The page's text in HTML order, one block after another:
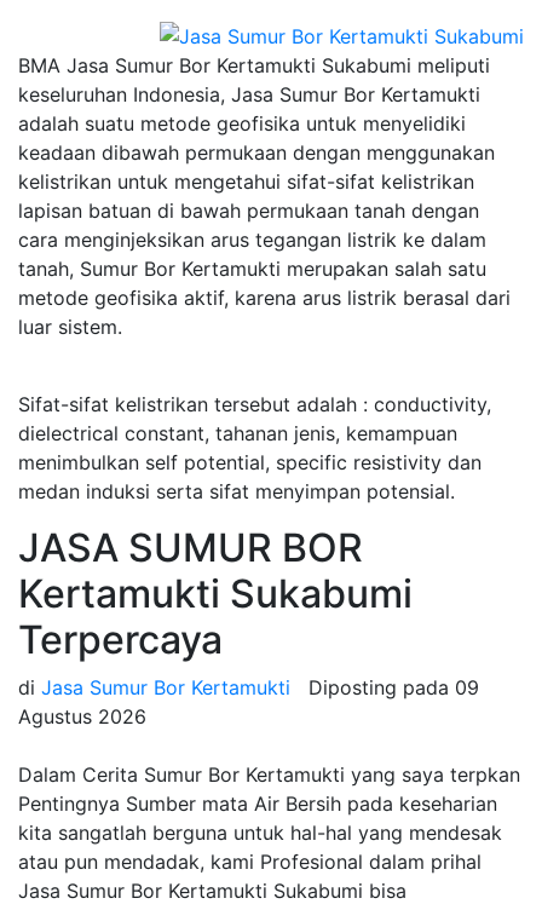
BMA Jasa Sumur Bor Kertamukti Sukabumi meliputi
keseluruhan Indonesia, Jasa Sumur Bor Kertamukti
adalah suatu metode geofisika untuk menyelidiki
keadaan dibawah permukaan dengan menggunakan
kelistrikan untuk mengetahui sifat-sifat kelistrikan
lapisan batuan di bawah permukaan tanah dengan
cara menginjeksikan arus tegangan listrik ke dalam
tanah, Sumur Bor Kertamukti merupakan salah satu
metode geofisika aktif, karena arus listrik berasal dari
luar sistem.
Sifat-sifat kelistrikan tersebut adalah : conductivity,
dielectrical constant, tahanan jenis, kemampuan
menimbulkan self potential, specific resistivity dan
medan induksi serta sifat menyimpan potensial.
JASA SUMUR BOR
Kertamukti Sukabumi
Terpercaya
di Jasa Sumur Bor Kertamukti Diposting pada 09
Agustus 2026
Dalam Cerita Sumur Bor Kertamukti yang saya terpkan
Pentingnya Sumber mata Air Bersih pada keseharian
kita sangatlah berguna untuk hal-hal yang mendesak
atau pun mendadak, kami Profesional dalam prihal
Jasa Sumur Bor Kertamukti Sukabumi bisa